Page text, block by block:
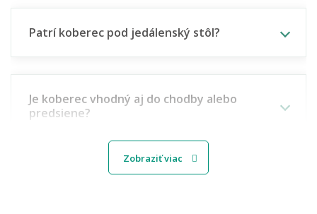
Patrí koberec pod jedálenský stôl?
Je koberec vhodný aj do chodby alebo
predsiene?
Aký koberec vybrať do detskej izbičky?
Zobraziť viac